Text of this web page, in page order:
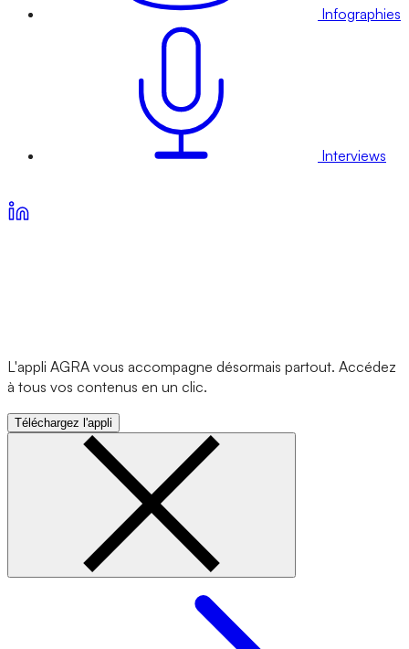
Infographies
Interviews
L'appli AGRA vous accompagne désormais partout. Accédez
à tous vos contenus en un clic.
Téléchargez l'appli